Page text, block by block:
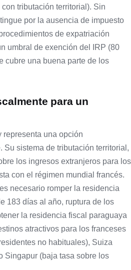
tributación territorial). Sin
por la ausencia de impuesto
de expatriación
umbral de exención del IRP (80
cubre una buena parte de los
para un
representa una opción
Su sistema de tributación territorial,
los ingresos extranjeros para los
con el régimen mundial francés.
necesario romper la residencia
183 días al año, ruptura de los
la residencia fiscal paraguaya
atractivos para los franceses
no habituales), Suiza
Singapur (baja tasa sobre los